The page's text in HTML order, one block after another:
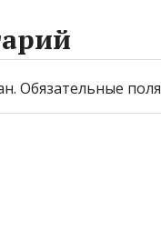
Обязательные